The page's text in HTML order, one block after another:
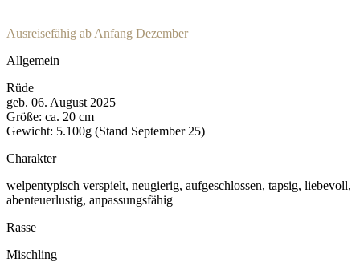
Ausreisefähig ab Anfang Dezember
Allgemein
Rüde
geb. 06. August 2025
Größe: ca. 20 cm
Gewicht: 5.100g (Stand September 25)
Charakter
welpentypisch verspielt, neugierig, aufgeschlossen, tapsig, liebevoll,
abenteuerlustig, anpassungsfähig
Rasse
Mischling